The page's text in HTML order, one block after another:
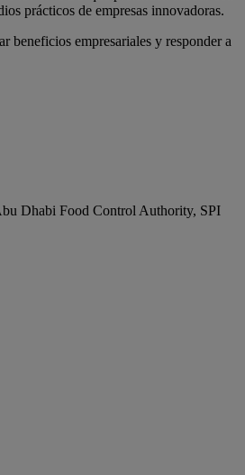
prácticos de empresas innovadoras.
beneficios empresariales y responder a
Dhabi Food Control Authority, SPI